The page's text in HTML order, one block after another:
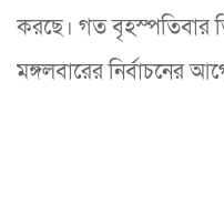
করছে। গত বৃহস্পতিবার
মঙ্গলবারের নির্বাচনের